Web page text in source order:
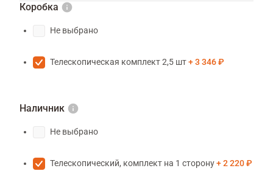
Коробка
Не выбрано
Телескопическая комплект 2,5 шт 3 346 ₽
Наличник
Не выбрано
Телескопический, комплект на 1 сторону 2 220 ₽